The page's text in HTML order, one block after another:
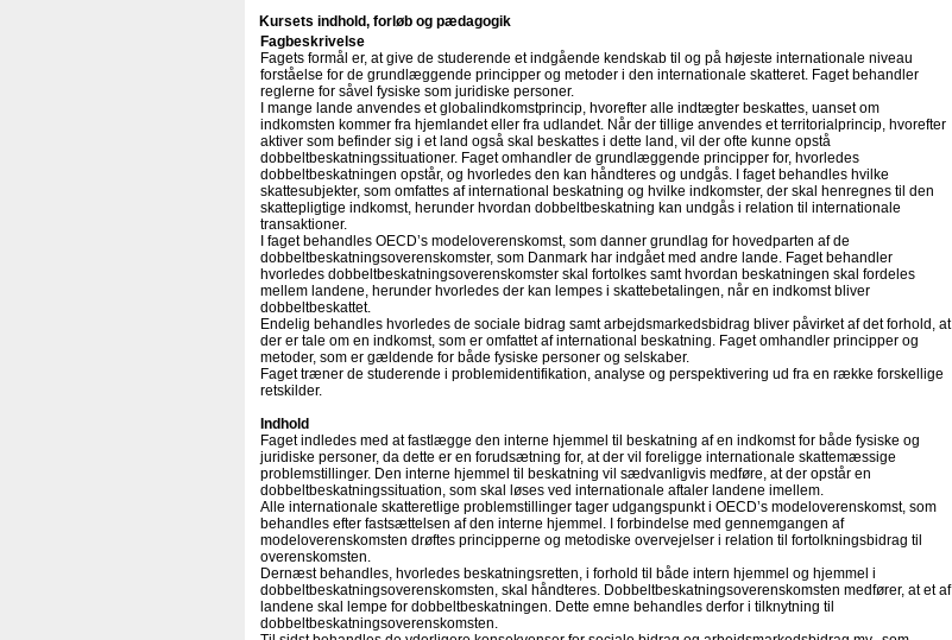
Kursets indhold, forløb og pædagogik
Fagbeskrivelse
Fagets formål er, at give de studerende et indgående kendskab til og på højeste internationale niveau
forståelse for de grundlæggende principper og metoder i den internationale skatteret. Faget behandler
reglerne for såvel fysiske som juridiske personer.
I mange lande anvendes et globalindkomstprincip, hvorefter alle indtægter beskattes, uanset om
indkomsten kommer fra hjemlandet eller fra udlandet. Når der tillige anvendes et territorialprincip, hvorefter
aktiver som befinder sig i et land også skal beskattes i dette land, vil der ofte kunne opstå
dobbeltbeskatningssituationer. Faget omhandler de grundlæggende principper for, hvorledes
dobbeltbeskatningen opstår, og hvorledes den kan håndteres og undgås. I faget behandles hvilke
skattesubjekter, som omfattes af international beskatning og hvilke indkomster, der skal henregnes til den
skattepligtige indkomst, herunder hvordan dobbeltbeskatning kan undgås i relation til internationale
transaktioner.
I faget behandles OECD’s modeloverenskomst, som danner grundlag for hovedparten af de
dobbeltbeskatningsoverenskomster, som Danmark har indgået med andre lande. Faget behandler
hvorledes dobbeltbeskatningsoverenskomster skal fortolkes samt hvordan beskatningen skal fordeles
mellem landene, herunder hvorledes der kan lempes i skattebetalingen, når en indkomst bliver
dobbeltbeskattet.
Endelig behandles hvorledes de sociale bidrag samt arbejdsmarkedsbidrag bliver påvirket af det forhold, at
der er tale om en indkomst, som er omfattet af international beskatning. Faget omhandler principper og
metoder, som er gældende for både fysiske personer og selskaber.
Faget træner de studerende i problemidentifikation, analyse og perspektivering ud fra en række forskellige
retskilder.
Indhold
Faget indledes med at fastlægge den interne hjemmel til beskatning af en indkomst for både fysiske og
juridiske personer, da dette er en forudsætning for, at der vil foreligge internationale skattemæssige
problemstillinger. Den interne hjemmel til beskatning vil sædvanligvis medføre, at der opstår en
dobbeltbeskatningssituation, som skal løses ved internationale aftaler landene imellem.
Alle internationale skatteretlige problemstillinger tager udgangspunkt i OECD’s modeloverenskomst, som
behandles efter fastsættelsen af den interne hjemmel. I forbindelse med gennemgangen af
modeloverenskomsten drøftes principperne og metodiske overvejelser i relation til fortolkningsbidrag til
overenskomsten.
Dernæst behandles, hvorledes beskatningsretten, i forhold til både intern hjemmel og hjemmel i
dobbeltbeskatningsoverenskomsten, skal håndteres. Dobbeltbeskatningsoverenskomsten medfører, at et af
landene skal lempe for dobbeltbeskatningen. Dette emne behandles derfor i tilknytning til
dobbeltbeskatningsoverenskomsten.